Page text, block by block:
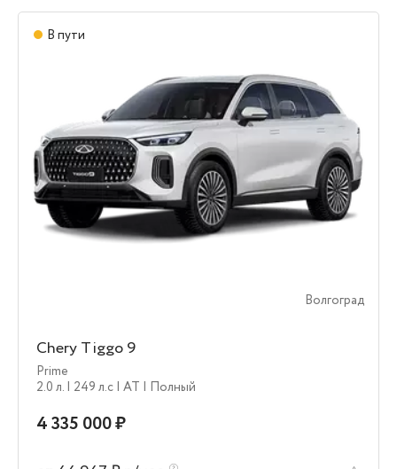
В пути
Волгоград
Chery Tiggo 9
Prime
2.0 л. | 249 л.c | AT | Полный
4 335 000 ₽